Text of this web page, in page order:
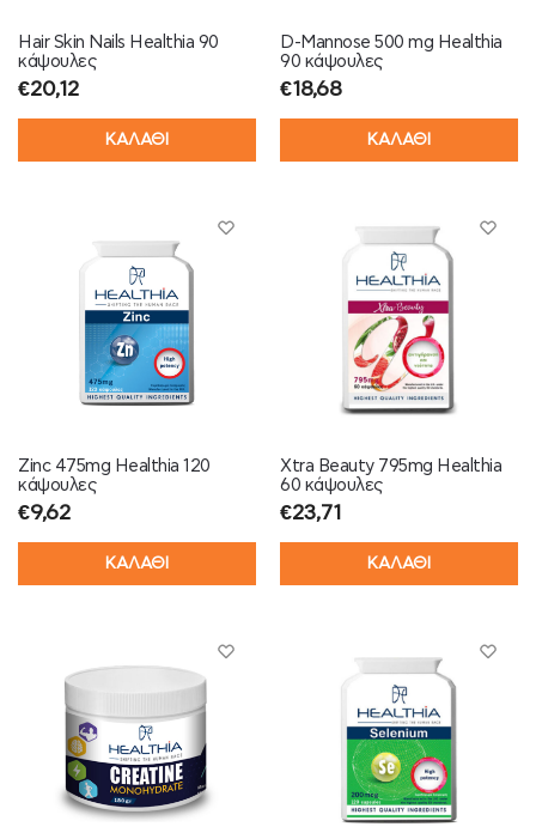
Hair Skin Nails Healthia 90
κάψουλες
€20,12
ΚΑΛΑΘΙ
D-Mannose 500 mg Healthia
90 κάψουλες
€18,68
ΚΑΛΑΘΙ
Zinc 475mg Healthia 120
κάψουλες
€9,62
ΚΑΛΑΘΙ
Xtra Beauty 795mg Healthia
60 κάψουλες
€23,71
ΚΑΛΑΘΙ